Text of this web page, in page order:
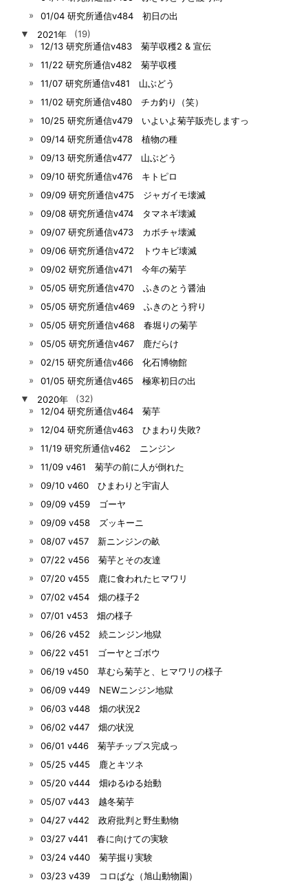
01/04 研究所通信v484 初日の出
▼
2021年
(19)
12/13 研究所通信v483 菊芋収穫2 & 宣伝
11/22 研究所通信v482 菊芋収穫
11/07 研究所通信v481 山ぶどう
11/02 研究所通信v480 チカ釣り（笑）
10/25 研究所通信v479 いよいよ菊芋販売しますっ
09/14 研究所通信v478 植物の種
09/13 研究所通信v477 山ぶどう
09/10 研究所通信v476 キトピロ
09/09 研究所通信v475 ジャガイモ壊滅
09/08 研究所通信v474 タマネギ壊滅
09/07 研究所通信v473 カボチャ壊滅
09/06 研究所通信v472 トウキビ壊滅
09/02 研究所通信v471 今年の菊芋
05/05 研究所通信v470 ふきのとう醤油
05/05 研究所通信v469 ふきのとう狩り
05/05 研究所通信v468 春堀りの菊芋
05/05 研究所通信v467 鹿だらけ
02/15 研究所通信v466 化石博物館
01/05 研究所通信v465 極寒初日の出
▼
2020年
(32)
12/04 研究所通信v464 菊芋
12/04 研究所通信v463 ひまわり失敗?
11/19 研究所通信v462 ニンジン
11/09 v461 菊芋の前に人が倒れた
09/10 v460 ひまわりと宇宙人
09/09 v459 ゴーヤ
09/09 v458 ズッキーニ
08/07 v457 新ニンジンの畝
07/22 v456 菊芋とその友達
07/20 v455 鹿に食われたヒマワリ
07/02 v454 畑の様子2
07/01 v453 畑の様子
06/26 v452 続ニンジン地獄
06/22 v451 ゴーヤとゴボウ
06/19 v450 草むら菊芋と、ヒマワリの様子
06/09 v449 NEWニンジン地獄
06/03 v448 畑の状況2
06/02 v447 畑の状況
06/01 v446 菊芋チップス完成っ
05/25 v445 鹿とキツネ
05/20 v444 畑ゆるゆる始動
05/07 v443 越冬菊芋
04/27 v442 政府批判と野生動物
03/27 v441 春に向けての実験
03/24 v440 菊芋掘り実験
03/23 v439 コロばな（旭山動物園）